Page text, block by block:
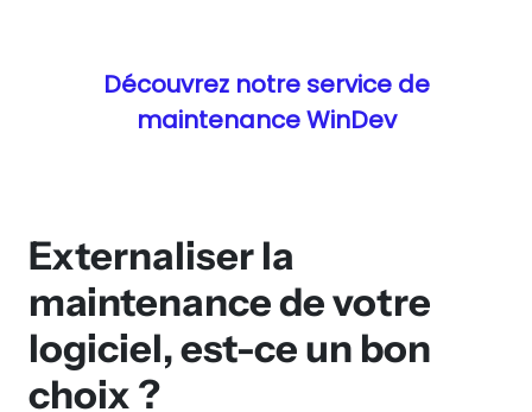
Découvrez notre service de
maintenance WinDev
Externaliser la
maintenance de votre
logiciel, est-ce un bon
choix ?